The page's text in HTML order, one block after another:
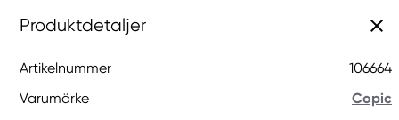
Produktdetaljer
Artikelnummer
106664
Varumärke
Copic